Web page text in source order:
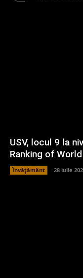
USV, locul 9 la
Ranking of
Învățământ 28 iulie